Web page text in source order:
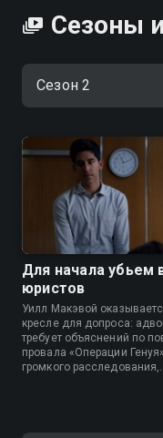
Сезоны
Для начала убьем
юристов
Уилл Макэвой
кресле для допроса:
требует объяснений по
провала «Операции
громкого расследования,